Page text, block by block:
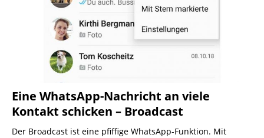
Eine WhatsApp-Nachricht an viele
Kontakt schicken – Broadcast
Der Broadcast ist eine pfiffige WhatsApp-Funktion. Mit